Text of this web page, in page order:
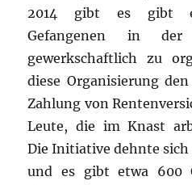
2014 gibt es gibt
Gefangenen in
gewerkschaftlich zu
diese Organisierung
Zahlung von
Leute, die im Knast
Die Initiative dehnte sich
und es gibt etwa 600